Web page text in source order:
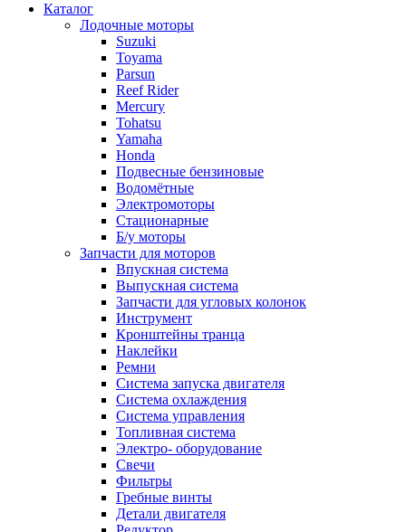
Каталог
Лодочные моторы
Suzuki
Toyama
Parsun
Reef Rider
Mercury
Tohatsu
Yamaha
Honda
Подвесные бензиновые
Водомётные
Электромоторы
Стационарные
Б/у моторы
Запчасти для моторов
Впускная система
Выпускная система
Запчасти для угловых колонок
Инструмент
Кронштейны транца
Наклейки
Ремни
Система запуска двигателя
Система охлаждения
Система управления
Топливная система
Электро- оборудование
Свечи
Фильтры
Гребные винты
Детали двигателя